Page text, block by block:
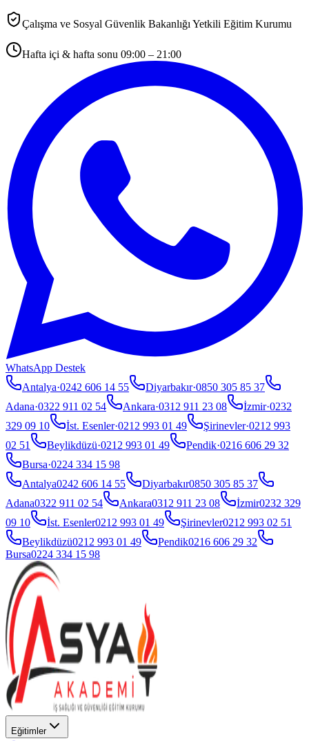
Çalışma ve Sosyal Güvenlik Bakanlığı Yetkili Eğitim Kurumu
Hafta içi & hafta sonu 09:00 – 21:00
WhatsApp Destek
Antalya·0242 606 14 55 Diyarbakır·0850 305 85 37
Adana·0322 911 02 54 Ankara·0312 911 23 08 İzmir·0232
329 09 10
İst. Esenler·0212 993 01 49 Şirinevler·0212 993
02 51
Beylikdüzü·0212 993 01 49 Pendik·0216 606 29 32
Bursa·0224 334 15 98
Antalya0242 606 14 55 Diyarbakır0850 305 85 37
Adana0322 911 02 54 Ankara0312 911 23 08 İzmir0232 329
09 10
İst. Esenler0212 993 01 49 Şirinevler0212 993 02 51
Beylikdüzü0212 993 01 49 Pendik0216 606 29 32
Bursa0224 334 15 98
Eğitimler